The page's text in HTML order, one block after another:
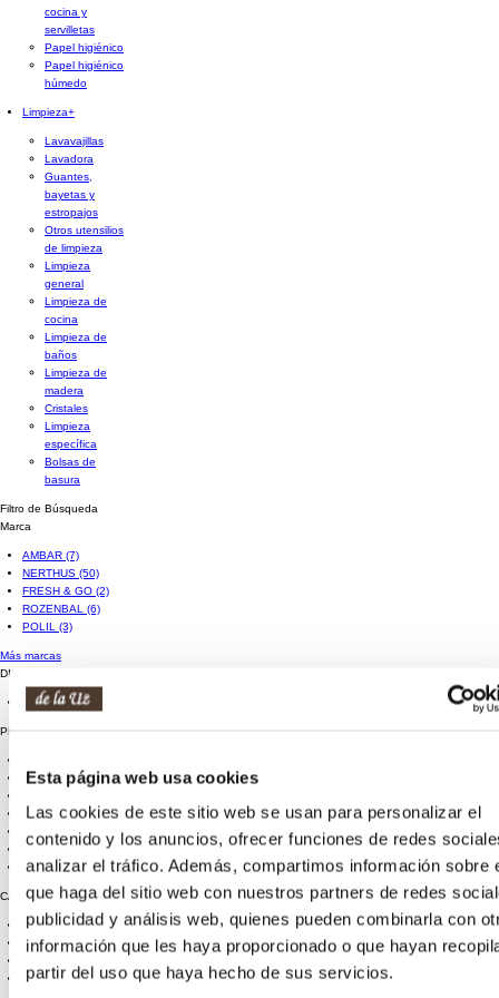
Esta página web usa cookies
Las cookies de este sitio web se usan para personalizar el
contenido y los anuncios, ofrecer funciones de redes
analizar el tráfico. Además, compartimos información sobre
que haga del sitio web con nuestros partners de redes
publicidad y análisis web, quienes pueden combinarla con
información que les haya proporcionado o que hayan
partir del uso que haya hecho de sus servicios.
cocina y
servilletas
Papel higiénico
Papel higiénico
húmedo
Limpieza+
Lavavajillas
Lavadora
Guantes,
bayetas y
estropajos
Otros utensilios
de limpieza
Limpieza
general
Limpieza de
cocina
Limpieza de
baños
Limpieza de
madera
Cristales
Limpieza
específica
Bolsas de
basura
Filtro de Búsqueda
Marca
AMBAR (7)
NERTHUS (50)
FRESH & GO (2)
ROZENBAL (6)
POLIL (3)
Más marcas
DISPONIBILIDAD
Sólo disponibles
PROMOCIONES
CHOLLAZO(93)
CARACTERISTICAS
OUTLET(96)